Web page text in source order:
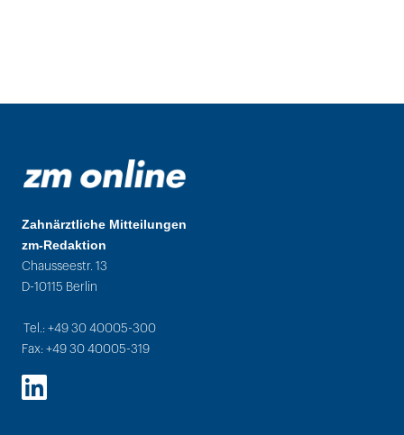
Zahnärztliche Mitteilungen
zm-Redaktion
Chausseestr. 13
D-10115 Berlin
Tel.: +49 30 40005-300
Fax: +49 30 40005-319
LinkedIn